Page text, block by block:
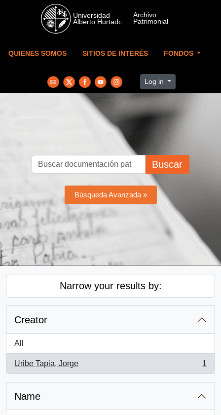
Skip to main content
QUIENES SOMOS SITIOS DE INTERÉS FONDOS
Log in
Buscar
Búsqueda Avanzada »
Narrow your results by:
Creator
All
Uribe Tapia, Jorge
, 1 results
1
Name